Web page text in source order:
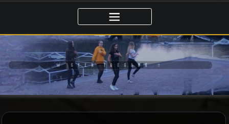
🚨 GEEN TOEGANG ‼️